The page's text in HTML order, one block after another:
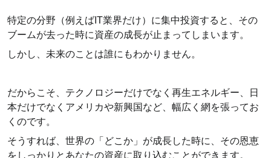
特定の分野（例えばIT業界だけ）に集中投資すると、その
ブームが去った時に資産の成長が止まってしまいます。
しかし、未来のことは誰にもわかりません。
だからこそ、テクノロジーだけでなく再生エネルギー、日
本だけでなくアメリカや新興国など、幅広く網を張ってお
くのです。
そうすれば、世界の「どこか」が成長した時に、その恩恵
をしっかりとあなたの資産に取り込むことができます。